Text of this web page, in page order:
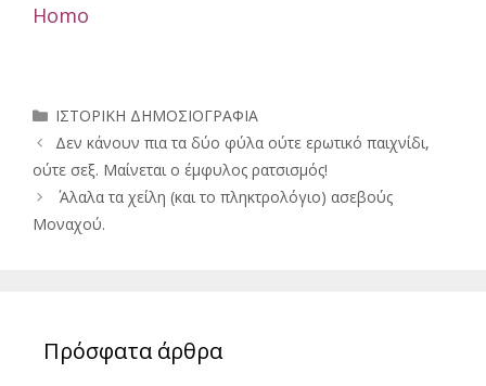
Homo
Κατηγορίες
ΙΣΤΟΡΙΚΗ ΔΗΜΟΣΙΟΓΡΑΦΙΑ
Δεν κάνουν πια τα δύο φύλα ούτε ερωτικό παιχνίδι,
ούτε σεξ. Μαίνεται ο έμφυλος ρατσισμός!
΄ Αλαλα τα χείλη (και το πληκτρολόγιο) ασεβούς
Μοναχού.
Πρόσφατα άρθρα